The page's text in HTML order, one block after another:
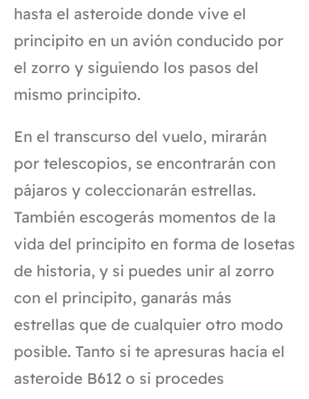
hasta el asteroide donde vive el
principito en un avión conducido por
el zorro y siguiendo los pasos del
mismo principito.
En el transcurso del vuelo, mirarán
por telescopios, se encontrarán con
pájaros y coleccionarán estrellas.
También escogerás momentos de la
vida del principito en forma de losetas
de historia, y si puedes unir al zorro
con el principito, ganarás más
estrellas que de cualquier otro modo
posible. Tanto si te apresuras hacia el
asteroide B612 o si procedes